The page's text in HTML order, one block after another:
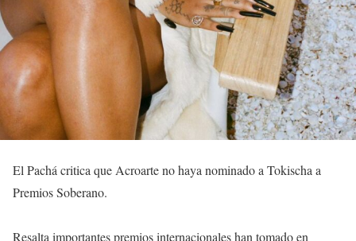
El Pachá critica que Acroarte no haya nominado a Tokischa a
Premios Soberano.
Resalta importantes premios internacionales han tomado en